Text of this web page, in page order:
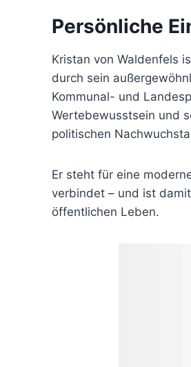
Persönliche
Kristan von Waldenfels
durch sein
Kommunal- und
Wertebewusstsein und
politischen
Er steht für eine
verbindet – und ist
öffentlichen Leben.